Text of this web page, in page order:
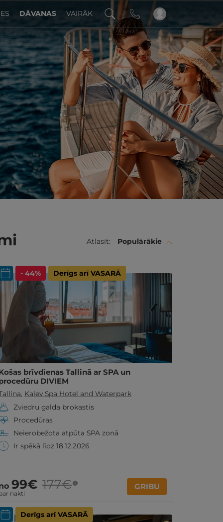
DĀVANAS VAIRĀK
Atlasīt: Populārākie
- 44% Derīgs arī VASARĀ
brīvdienas Tallinā ar SPA un
DIVIEM
, Kalev Spa Hotel and Waterpark
Zviedru galda brokastis
Procedūras
Neierobežota atpūta SPA zonā
Ir spēkā līdz 18.12.2026
99€
nakti
177€ ? GRIBU
Derīgs arī VASARĀ